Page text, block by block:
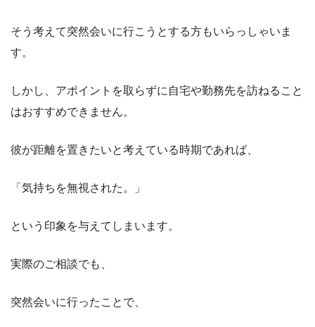
そう考えて突然会いに行こうとする方もいらっしゃいま
す。
しかし、アポイントを取らずに自宅や勤務先を訪ねること
はおすすめできません。
彼が距離を置きたいと考えている時期であれば、
「気持ちを無視された。」
という印象を与えてしまいます。
実際のご相談でも、
突然会いに行ったことで、